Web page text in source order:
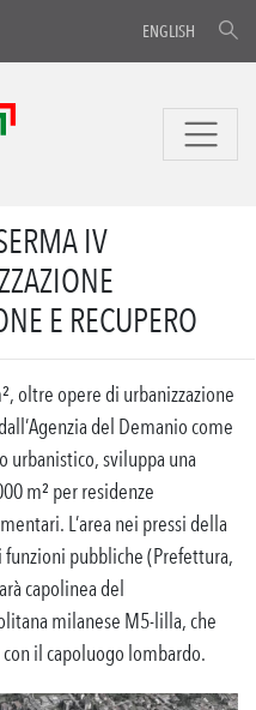
ENGLISH
IV
E RECUPERO
oltre opere di urbanizzazione
del Demanio come
urbanistico, sviluppa una
m² per residenze
L’area nei pressi della
pubbliche (Prefettura,
capolinea del
milanese M5-lilla, che
il capoluogo lombardo.